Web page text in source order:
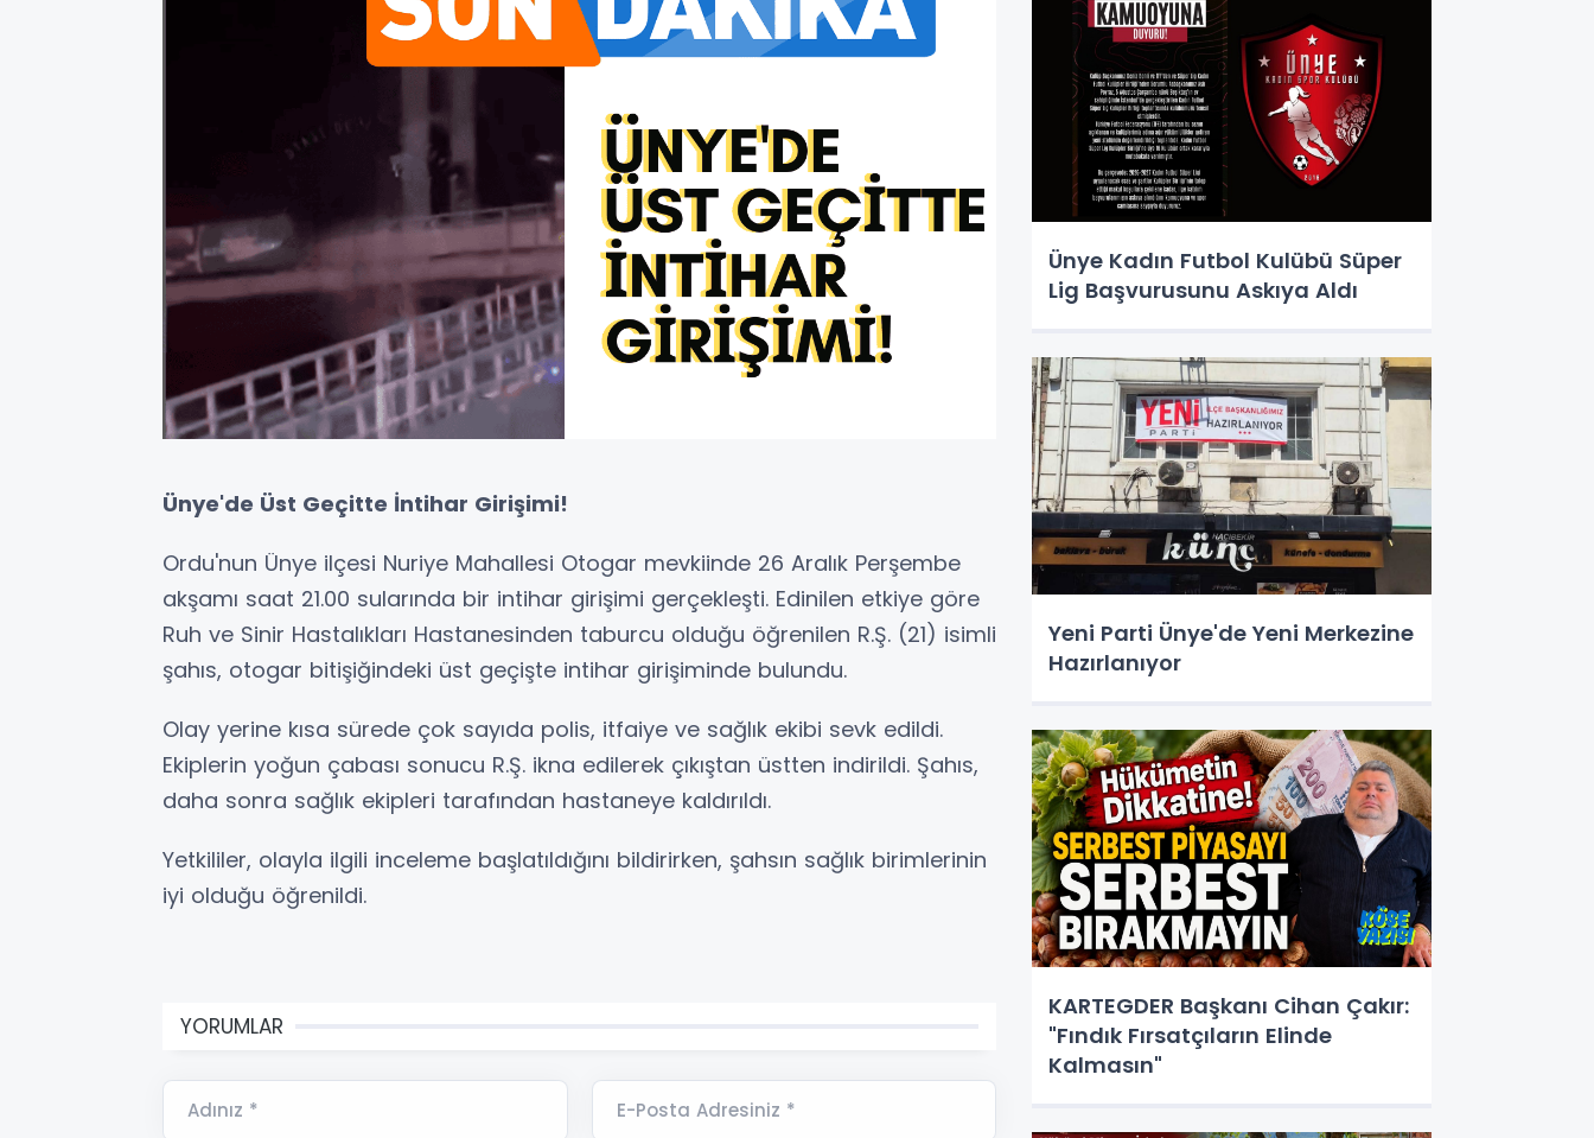
Ünye'de Üst Geçitte İntihar Girişimi!
Ordu'nun Ünye ilçesi Nuriye Mahallesi Otogar mevkiinde 26 Aralık Perşembe
akşamı saat 21.00 sularında bir intihar girişimi gerçekleşti. Edinilen etkiye göre
Ruh ve Sinir Hastalıkları Hastanesinden taburcu olduğu öğrenilen R.Ş. (21) isimli
şahıs, otogar bitişiğindeki üst geçişte intihar girişiminde bulundu.
Olay yerine kısa sürede çok sayıda polis, itfaiye ve sağlık ekibi sevk edildi.
Ekiplerin yoğun çabası sonucu R.Ş. ikna edilerek çıkıştan üstten indirildi. Şahıs,
daha sonra sağlık ekipleri tarafından hastaneye kaldırıldı.
Yetkililer, olayla ilgili inceleme başlatıldığını bildirirken, şahsın sağlık birimlerinin
iyi olduğu öğrenildi.
YORUMLAR
Adınız * E-Posta Adresiniz *
Ünye Kadın Futbol Kulübü Süper
Lig Başvurusunu Askıya Aldı
Yeni Parti Ünye'de Yeni Merkezine
Hazırlanıyor
KARTEGDER Başkanı Cihan Çakır:
"Fındık Fırsatçıların Elinde
Kalmasın"